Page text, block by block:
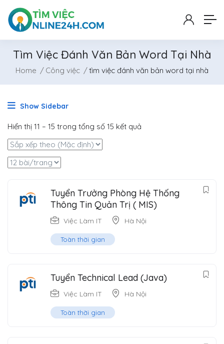
Tìm Việc Đánh Văn Bản Word Tại Nhà
Home Công việc tìm việc đánh văn bản word tại nhà
Show Sidebar
Hiển thị 11 – 15 trong tổng số 15 kết quả
Tuyển Trưởng Phòng Hệ Thống
Thông Tin Quản Trị ( MIS)
Việc Làm IT Hà Nội
Toàn thời gian
Tuyển Technical Lead (Java)
Việc Làm IT Hà Nội
Toàn thời gian